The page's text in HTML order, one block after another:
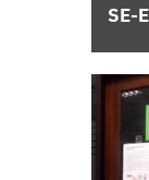
SE-